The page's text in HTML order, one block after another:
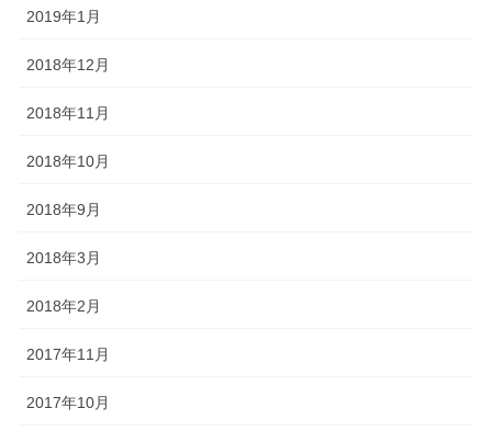
2019年1月
2018年12月
2018年11月
2018年10月
2018年9月
2018年3月
2018年2月
2017年11月
2017年10月